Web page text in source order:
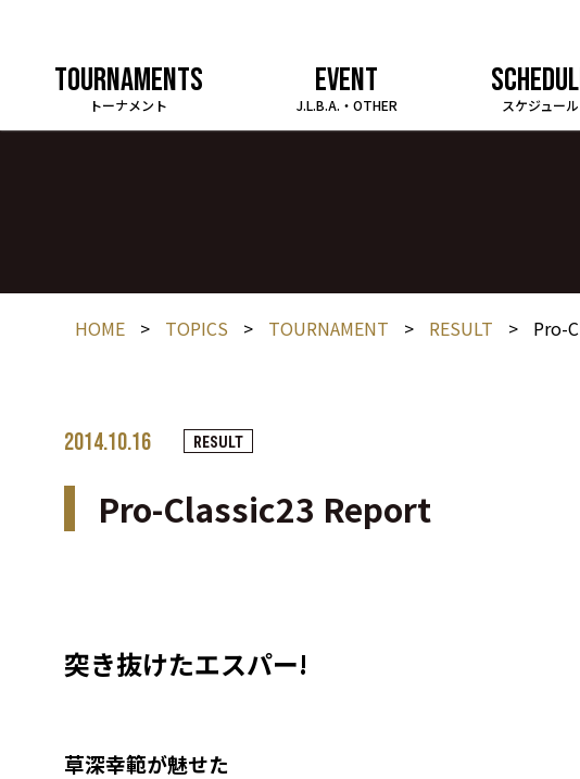
TOURNAMENTS
トーナメント
EVENT
J.L.B.A.・OTHER スケジュール
HOME > TOPICS > TOURNAMENT > RESULT > Pro-
2014.10.16 RESULT
Pro-Classic23 Report
突き抜けたエスパー!
草深幸範が魅せた